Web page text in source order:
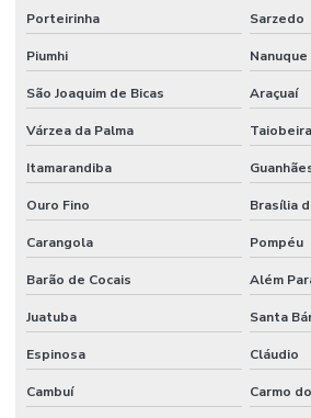
Manutenção Preditiva E Iot
Manutenção Preditiva Para Indústria
Manutenção Preditiva Reduzindo Custos
Manutenção Preventiva
Manutenção preventiva
Manutenção Preventiva Com Certificação
Manutenção Preventiva De Edificações
Manutenção Preventiva De Equipamentos
Manutenção Preventiva De Máquinas
Porteirinha Sarzedo
Piumhi Nanuque
São Joaquim de Bicas Araçuaí
Várzea da Palma
Itamarandiba
Ouro Fino Brasília
Carangola Pompéu
Barão de Cocais Além
Juatuba Santa
Espinosa Cláudio
Cambuí Carmo